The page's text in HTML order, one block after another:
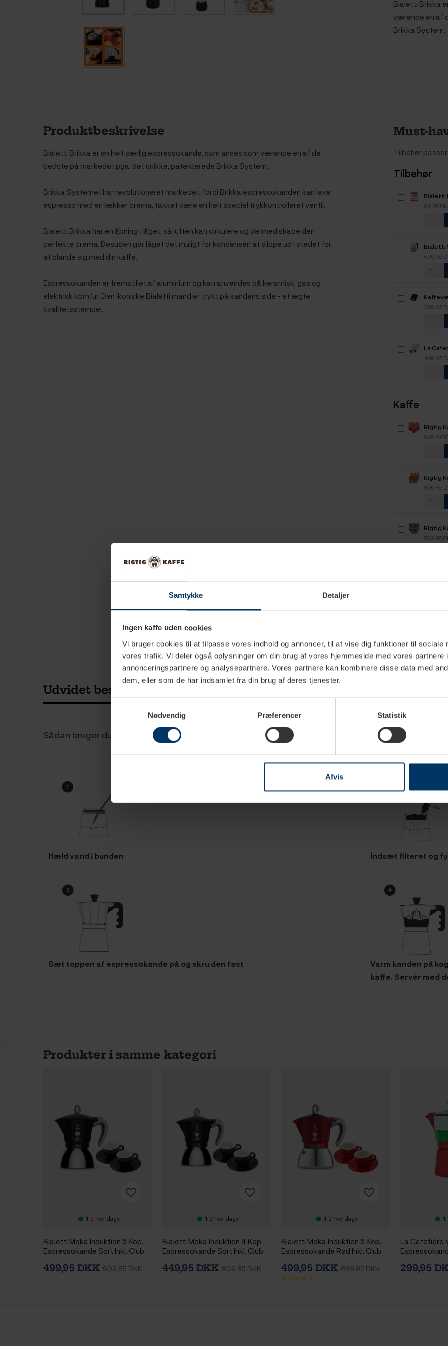
Samtykke Detaljer
Ingen kaffe uden cookies
Vi bruger cookies til at tilpasse vores indhold og annoncer, til at vise dig funktioner til sociale
vores trafik. Vi deler også oplysninger om din brug af vores hjemmeside med vores partnere
annonceringspartnere og analysepartnere. Vores partnere kan kombinere disse data med
dem, eller som de har indsamlet fra din brug af deres tjenester.
Samtykkevalg
Nødvendig
Præferencer Statistik
Afvis
Bialetti Brikka
værende en af
Brikka System.
Produktbeskrivelse
Bialetti Brikka er en helt særlig espressokande, som anses som værende en af de
bedste på markedet pga. det unikke, patenterede Brikka System.
Brikka Systemet har revolutioneret markedet, fordi Brikka espressokanden kan lave
espresso med en lækker crema, takket være en helt speciel trykkontrolleret ventil.
Bialetti Brikka har en åbning i låget, så luften kan cirkulere og dermed skabe den
perfekte crema. Desuden gør låget det muligt for kondensen at slippe ud i stedet for
at blande sig med din kaffe.
Espressokanden er fremstillet af aluminium og kan anvendes på keramisk, gas og
elektrisk komfur. Den ikoniske Bialetti mand er trykt på kandens side - et ægte
kvalitetsstempel.
Must-
Tilbehør
Tilbehør
Bialetti
Pakning
99,95
Bialetti
699,95
399,95
La
499,95
Kaffe
Rigtig
Intenso
999,00
Rigtig
Kaffe -
899,95
Rigtig
2,1kg
599,95
Udvidet beskrivelse Tekniske specifikationer
Sådan bruger du en espressokande
Hæld vand i bunden Indsæt filteret og
Sæt toppen af espressokande på og skru den fast
Varm kanden på
kaffe. Servér med
Produkter i samme kategori
1-2 hverdage
Bialetti Moka Induktion 6 Kop.
Espressokande Sort Inkl. Club
Underkop Mat Sort 7 cl 2 Stk
499,95 DKK 909,85 DKK
1-2 hverdage
Bialetti Moka Induktion 4 Kop.
Espressokande Sort Inkl. Club
Underkop Mat Sort 7 cl 2 Stk
449,95 DKK 809,85 DKK
1-2 hverdage
Bialetti Moka Induktion 6 Kop.
Espressokande Rød Inkl. Club
Underkop Mat Rød 7 cl 2 Stk
499,95 DKK 889,85 DKK
La Cafetière
299,95